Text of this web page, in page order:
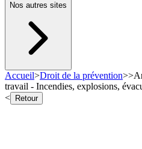
Nos autres sites
Accueil>Droit de la prévention>>
travail - Incendies, explosions,
<
Retour